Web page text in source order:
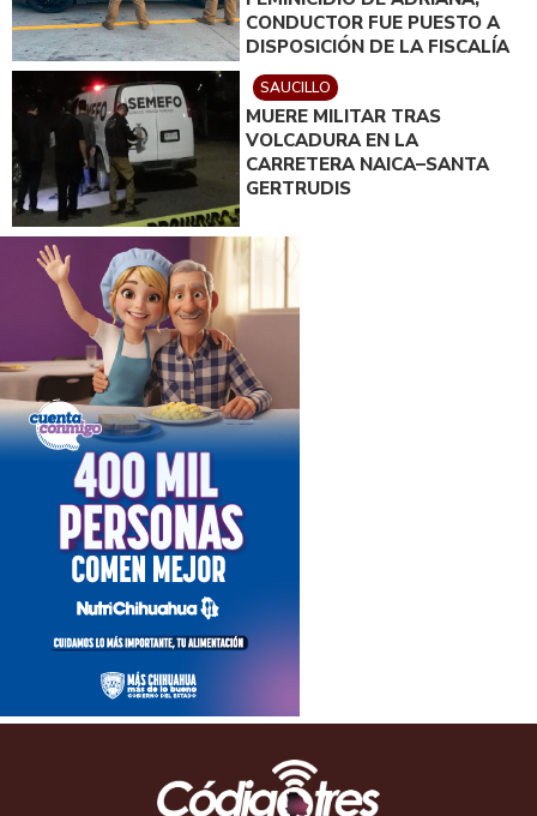
CONDUCTOR FUE PUESTO A
DISPOSICIÓN DE LA FISCALÍA
SAUCILLO
MUERE MILITAR TRAS
VOLCADURA EN LA
CARRETERA NAICA–SANTA
GERTRUDIS